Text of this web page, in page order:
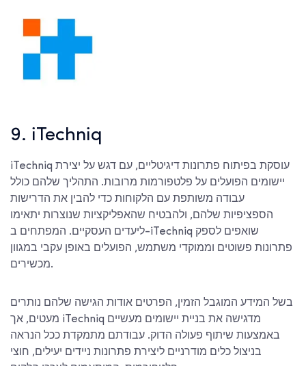
9. iTechniq
iTechniq עוסקת בפיתוח פתרונות דיגיטליים, עם דגש על יצירת
יישומים הפועלים על פלטפורמות מרובות. התהליך שלהם כולל
עבודה משותפת עם הלקוחות כדי להבין את הדרישות
הספציפיות שלהם, ולהבטיח שהאפליקציות שנוצרות יתאימו
ליעדים העסקיים. המפתחים ב-iTechniq שואפים לספק
פתרונות פשוטים וממוקדי משתמש, הפועלים באופן עקבי במגוון
מכשירים.
בשל המידע המוגבל הזמין, הפרטים אודות הגישה שלהם נותרים
מעטים, אך iTechniq מדגישה את בניית יישומים מעשיים
באמצעות שיתוף פעולה הדוק. עבודתם מתמקדת ככל הנראה
בניצול כלים מודרניים ליצירת פתרונות ניידים יעילים, חוצי